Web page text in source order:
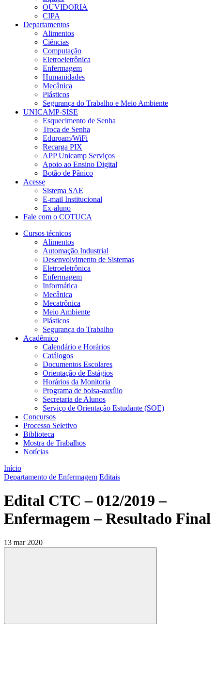
OUVIDORIA
CIPA
Departamentos
Alimentos
Ciências
Computação
Eletroeletrônica
Enfermagem
Humanidades
Mecânica
Plásticos
Segurança do Trabalho e Meio Ambiente
UNICAMP-SISE
Esquecimento de Senha
Troca de Senha
Eduroam/WiFi
Recarga PIX
APP Unicamp Serviços
Apoio ao Ensino Digital
Botão de Pânico
Acesse
Sistema SAE
E-mail Institucional
Ex-aluno
Fale com o COTUCA
Cursos técnicos
Alimentos
Automação Industrial
Desenvolvimento de Sistemas
Eletroeletrônica
Enfermagem
Informática
Mecânica
Mecatrônica
Meio Ambiente
Plásticos
Segurança do Trabalho
Acadêmico
Calendário e Horários
Catálogos
Documentos Escolares
Orientação de Estágios
Horários da Monitoria
Programa de bolsa-auxílio
Secretaria de Alunos
Serviço de Orientação Estudante (SOE)
Concursos
Processo Seletivo
Biblioteca
Mostra de Trabalhos
Notícias
Início
Departamento de Enfermagem Editais
Edital CTC – 012/2019 –
Enfermagem – Resultado Final
13 mar 2020
Compartilhar